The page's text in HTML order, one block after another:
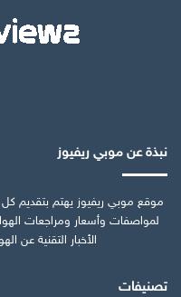
نبذة عن موبي ريفيوز
موقع موبي ريفيوز يهتم بتقديم
لمواصفات وأسعار ومراجعات
الأخبار التقنية عن
تصنيفات